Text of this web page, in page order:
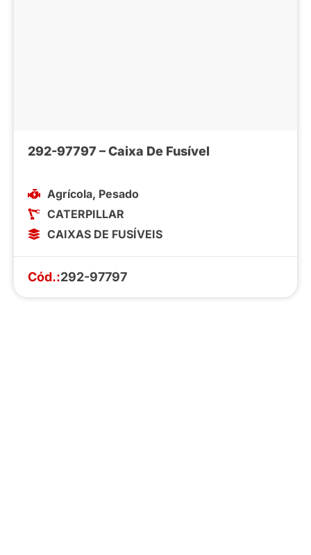
292-97797 – Caixa De Fusível
Agrícola, Pesado
CATERPILLAR
CAIXAS DE FUSÍVEIS
Cód.:292-97797